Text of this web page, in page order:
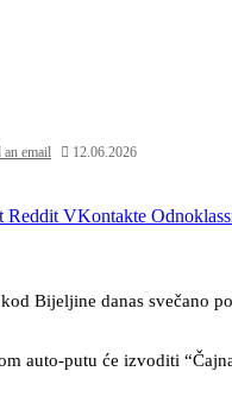
an email
12.06.2026
Reddit VKontakte
Bijeljine danas svečano
auto-putu će izvoditi